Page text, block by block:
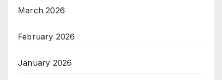
March 2026
February 2026
January 2026